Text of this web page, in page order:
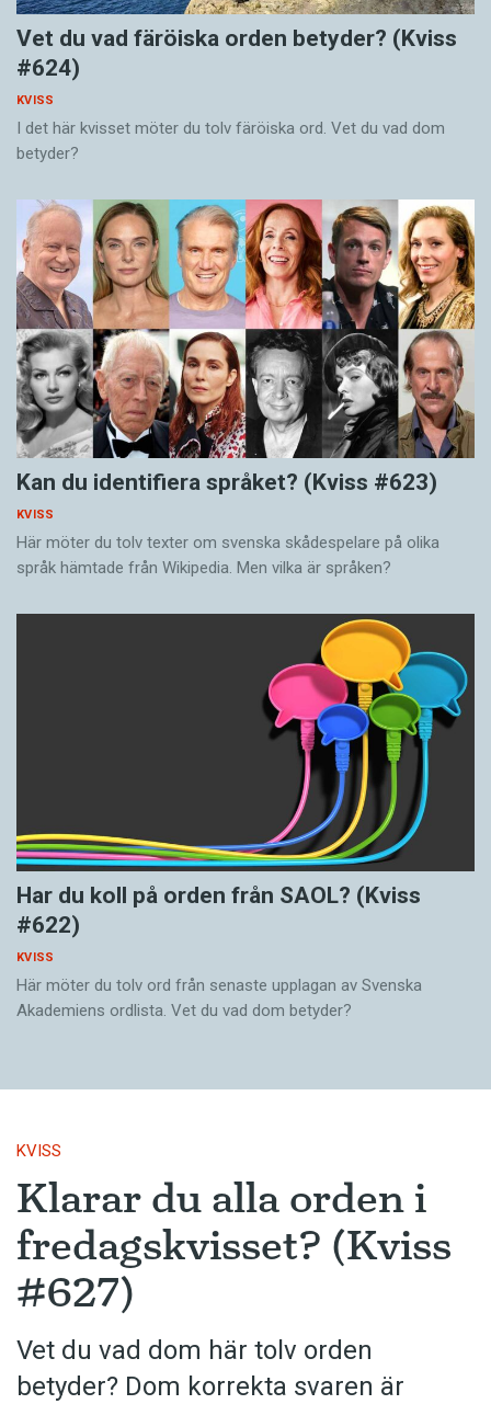
Vet du vad färöiska orden betyder? (Kviss
#624)
KVISS
I det här kvisset möter du tolv färöiska ord. Vet du vad dom
betyder?
Kan du identifiera språket? (Kviss #623)
KVISS
Här möter du tolv texter om svenska skådespelare på olika
språk hämtade från Wikipedia. Men vilka är språken?
Har du koll på orden från SAOL? (Kviss
#622)
KVISS
Här möter du tolv ord från senaste upplagan av Svenska
Akademiens ordlista. Vet du vad dom betyder?
KVISS
Klarar du alla orden i
fredagskvisset? (Kviss
#627)
Vet du vad dom här tolv orden
betyder? Dom korrekta svaren är